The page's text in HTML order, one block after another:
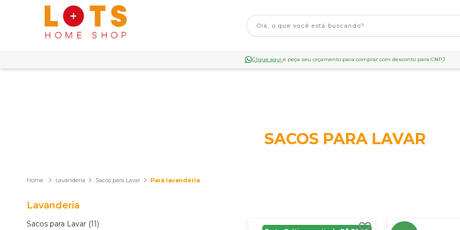
Clique aqui e peça seu orçamento para comprar com desconto para CNPJ
SACOS PARA LAVAR
Lavanderia Sacos para Lavar Para lavanderia
Lavanderia
Sacos para Lavar (11)